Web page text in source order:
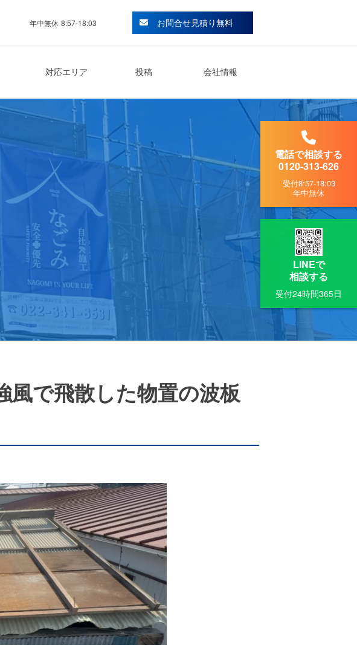
年中無休 8:57-18:03 お問合せ見積り無料
対応エリア 投稿 会社情報
LINEで
相談する
受付24時間365日
電話で相談する
0120-313-626
受付8:57-18:03
年中無休
風で飛散した物置の波板